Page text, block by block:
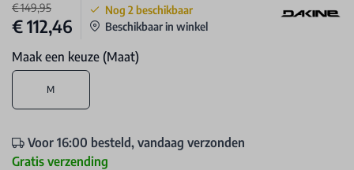
€ 149,95
€ 112,46
Nog 2 beschikbaar
Beschikbaar in winkel
Maak een keuze (Maat)
M
Voor 16:00 besteld, vandaag verzonden
Gratis verzending